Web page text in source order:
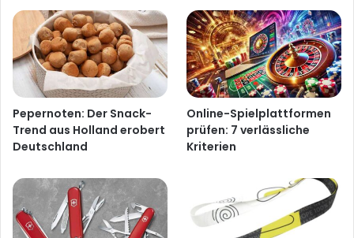
Pepernoten: Der Snack-
Trend aus Holland erobert
Deutschland
Online-Spielplattformen
prüfen: 7 verlässliche
Kriterien